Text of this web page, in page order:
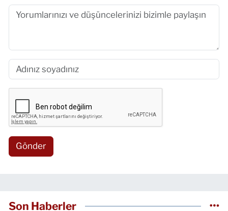
Gönder
Son Haberler